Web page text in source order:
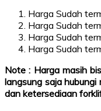
Harga Sudah
Harga Sudah
Harga Sudah
Harga Sudah
Note : Harga masih
langsung saja
dan ketersediaan